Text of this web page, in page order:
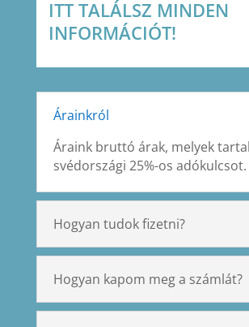
ITT TALÁLSZ MINDEN
INFORMÁCIÓT!
Árainkról
Áraink bruttó árak, melyek
svédországi 25%-os adókulcsot.
Hogyan tudok fizetni?
Hogyan kapom meg a számlát?